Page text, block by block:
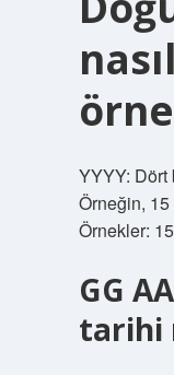
YYYY: Dört
Örneğin, 15
Örnekler:
GG
tarihi